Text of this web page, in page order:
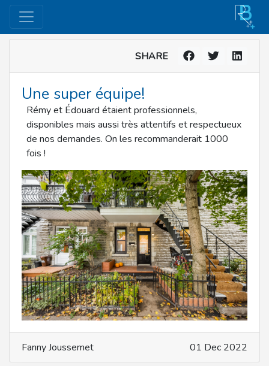
SHARE
Une super équipe!
Rémy et Édouard étaient professionnels,
disponibles mais aussi très attentifs et respectueux
de nos demandes. On les recommanderait 1000
fois !
Fanny Joussemet 01 Dec 2022